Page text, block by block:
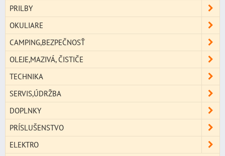
PRILBY
OKULIARE
CAMPING,BEZPEČNOSŤ
OLEJE,MAZIVÁ, ČISTIČE
TECHNIKA
SERVIS,ÚDRŽBA
DOPLNKY
PRÍSLUŠENSTVO
ELEKTRO